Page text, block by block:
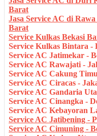
Barat
Jasa Service AC di
Barat
Service Kulkas Bekasi
Service Kulkas Bintara -
Service AC Jatimekar -
Service AC Rawajati -
Service AC Cakung
Service AC Ciracas -
Service AC Gandaria
Service AC Cinangka -
Service AC Kebayoran
Service AC Jatibening -
Service AC Cimuning -